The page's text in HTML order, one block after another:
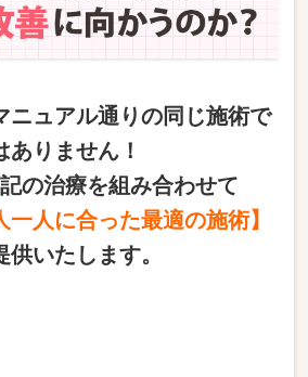
ニュアル通りの同じ施術で
ありません！
の治療を組み合わせて
一人に合った最適の施術】
供いたします。